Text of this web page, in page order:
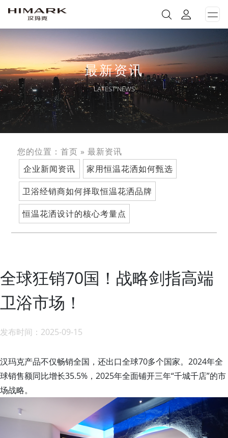
打
开
最新资讯
LATEST NEWS
您的位置：首页 »最新资讯
企业新闻资讯
家用恒温花洒如何甄选
卫浴经销商如何择取恒温花洒品牌
恒温花洒设计的核心考量点
全球狂销70国！战略剑指高端
卫浴市场！
发布时间：2025-09-15
汉玛克产品不仅畅销全国，还出口全球70多个国家。2024年全
球销售额同比增长35.5%，2025年全面铺开三年“千城千店”的市
场战略。